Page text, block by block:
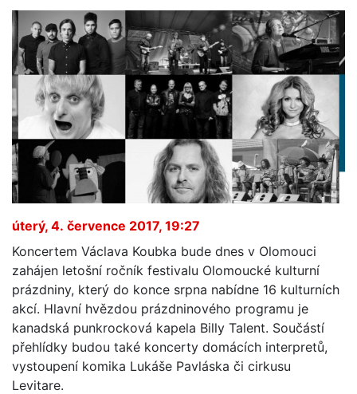
úterý, 4. července 2017, 19:27
Koncertem Václava Koubka bude dnes v Olomouci
zahájen letošní ročník festivalu Olomoucké kulturní
prázdniny, který do konce srpna nabídne 16 kulturních
akcí. Hlavní hvězdou prázdninového programu je
kanadská punkrocková kapela Billy Talent. Součástí
přehlídky budou také koncerty domácích interpretů,
vystoupení komika Lukáše Pavláska či cirkusu
Levitare.